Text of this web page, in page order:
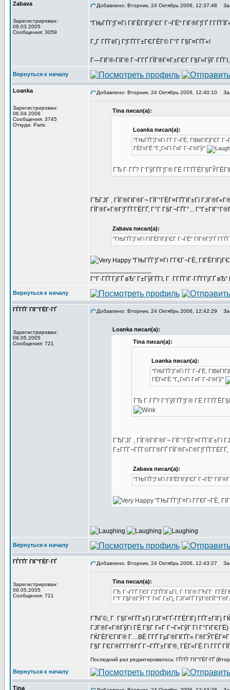
Zabava
Зарегистрирован:
09.03.2005
Сообщения: 3059
Добавлено: Вторник, 24 Октябрь 2006, 12:37:48
"ГЊГҐГ¦Г¤Гі ГІГЁГІГјГЄГ Г¬ГЁ" ГІГ®Г¦ГҐ
Г„Г ГҐГёГј Г¦ГҐГ­Г±ГЄГЁГ© Г°Г Г§Г¤ГҐГ«!
Г—ГІГ®-ГІГ® Г¬Г­ГҐ ГЇГ®Г¤Г±ГЄГ Г§Г»ГўГ
Вернуться к началу
Loanka
Зарегистрирован:
06.04.2006
Сообщения: 3745
Откуда: Paris
Добавлено: Вторник, 24 Октябрь 2006, 12:40:10
Tina писал(а):
Loanka писал(а):
"ГЊГҐГ¦Г¤Гі Г­Г Г¬ГЁ, ГІВёГІГјГЄГ
ГЁГ«ГЁ "Г„Г«Гї Г¤Г Г¬Г®Гў"
ГЂ Г·ГҐ? Г‘ГўГҐГ¦Г® ГЁ
ГЂГЈГ , ГЇГ®ГІГ®Г¬ ГЇГ°ГЁГ¤ГҐГІГ±Гї
ГЇГ®Г«Г®Г¦ГҐГ­ГЁГҐ, Г°Г Г§Г¬ГҐГ°...
Zabava писал(а):
"ГЊГҐГ¦Г¤Гі ГІГЁГІГјГЄГ Г¬ГЁ" ГІГ®Г¦ГҐ
"ГЊГҐГ¦Г¤Гі Г­Г€Г¬ГЁ,
Г“Г·ГҐГ­ГјГҐ вЂ” Г±ГўГҐГІ, Г Г­ГҐГіГ·ГҐГ­ГјГҐ
Вернуться к началу
ГЃГҐГ ГІГ°ГЁГ·ГҐ
Зарегистрирован:
09.05.2005
Сообщения: 721
Добавлено: Вторник, 24 Октябрь 2006, 12:42:29
Loanka писал(а):
Tina писал(а):
Loanka писал(а):
"ГЊГҐГ¦Г¤Гі Г­Г Г¬ГЁ,
ГЁГ«ГЁ "Г„Г«Гї Г¤Г Г¬Г®Гў"
ГЂ Г·ГҐ? Г‘ГўГҐГ¦Г® ГЁ
ГЂГЈГ , ГЇГ®ГІГ®Г¬ ГЇГ°ГЁГ¤ГҐГІГ±Гї
Г±ГҐГ¬ГҐГ©Г­Г®ГҐ ГЇГ®Г«Г®Г¦ГҐГ­ГЁГҐ,
Zabava писал(а):
"ГЊГҐГ¦Г¤Гі ГІГЁГІГјГЄГ Г¬ГЁ"
"ГЊГҐГ¦Г¤Гі Г­Г€Г¬ГЁ,
Вернуться к началу
ГЃГҐГ ГІГ°ГЁГ·ГҐ
Зарегистрирован:
09.05.2005
Сообщения: 721
Добавлено: Вторник, 24 Октябрь 2006, 12:43:27
Tina писал(а):
ГЂ Г¬Г­ГҐ ГЄГ Г¦ГҐГІГ±Гї, Г·ГІГ® ГЋГ­Г
Г°Г Г§Г®ГЎГ°Г Г«Г Г±Гј, ГЈГ¤ГҐ
ГЋГ©, Г Г§Г¤ГҐГ±Гј ГЈГ¤ГҐ-Г­ГЁГІГј ГҐГ±ГІГј
ГЈГ®Г«Г®ГўГі ГЁ Г§Г Г«Г Г¬Г»ГўГ Гї Г°ГіГЄГЁ)
ГЌГЁГЄГІГ® Г…ВЁ Г­ГҐ ГµГ®ГІГҐГ«
Г§Г ГЄГ®Г­Г­Г®ГҐ Г¬ГҐГ±ГІГ®, ГЁГ«ГЁ Гї Г­ГҐ
Последний раз редактировалось: ГЃГҐГ ГІГ°ГЁГ·ГҐ
Вернуться к началу
Tina